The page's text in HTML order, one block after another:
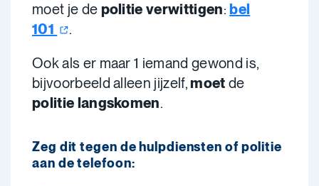
moet je de politie verwittigen:bel
101
.
Ook als er maar 1 iemand gewond is,
bijvoorbeeld alleen jijzelf,moet de
politie langskomen.
Zeg dit tegen de hulpdiensten of politie
aan de telefoon: